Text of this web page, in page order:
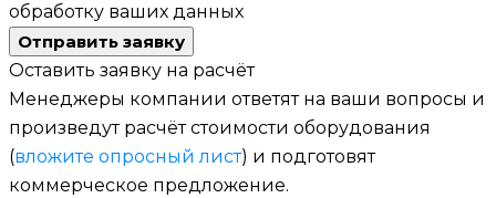
обработку ваших данных
Отправить заявку
Оставить заявку на расчёт
Менеджеры компании ответят на ваши вопросы и
произведут расчёт стоимости оборудования
(вложите опросный лист) и подготовят
коммерческое предложение.